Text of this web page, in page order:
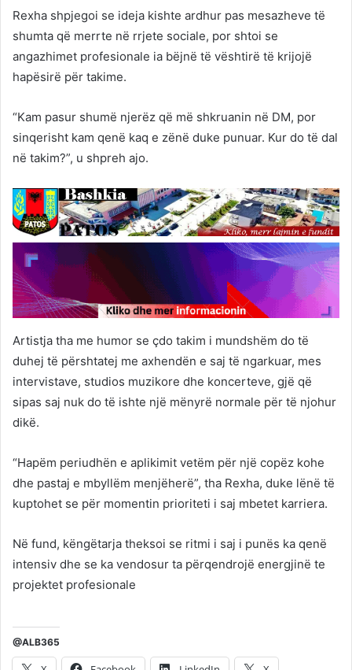
Rexha shpjegoi se ideja kishte ardhur pas mesazheve të
shumta që merrte në rrjete sociale, por shtoi se
angazhimet profesionale ia bëjnë të vështirë të krijojë
hapësirë për takime.
“Kam pasur shumë njerëz që më shkruanin në DM, por
sinqerisht kam qenë kaq e zënë duke punuar. Kur do të dal
në takim?”, u shpreh ajo.
Artistja tha me humor se çdo takim i mundshëm do të
duhej të përshtatej me axhendën e saj të ngarkuar, mes
intervistave, studios muzikore dhe koncerteve, gjë që
sipas saj nuk do të ishte një mënyrë normale për të njohur
dikë.
“Hapëm periudhën e aplikimit vetëm për një copëz kohe
dhe pastaj e mbyllëm menjëherë”, tha Rexha, duke lënë të
kuptohet se për momentin prioriteti i saj mbetet karriera.
Në fund, këngëtarja theksoi se ritmi i saj i punës ka qenë
intensiv dhe se ka vendosur ta përqendrojë energjinë te
projektet profesionale
@ALB365